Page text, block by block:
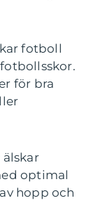
fotboll
för bra
älskar
optimal
hopp och